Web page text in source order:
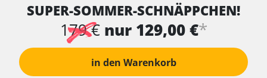
SUPER-SOMMER-SCHNÄPPCHEN!
179 € nur 129,00 €*
in den Warenkorb